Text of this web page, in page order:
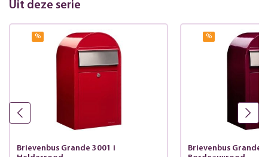
Uit deze serie
%
Brievenbus Grande 3001 i
%
Brievenbus Grande